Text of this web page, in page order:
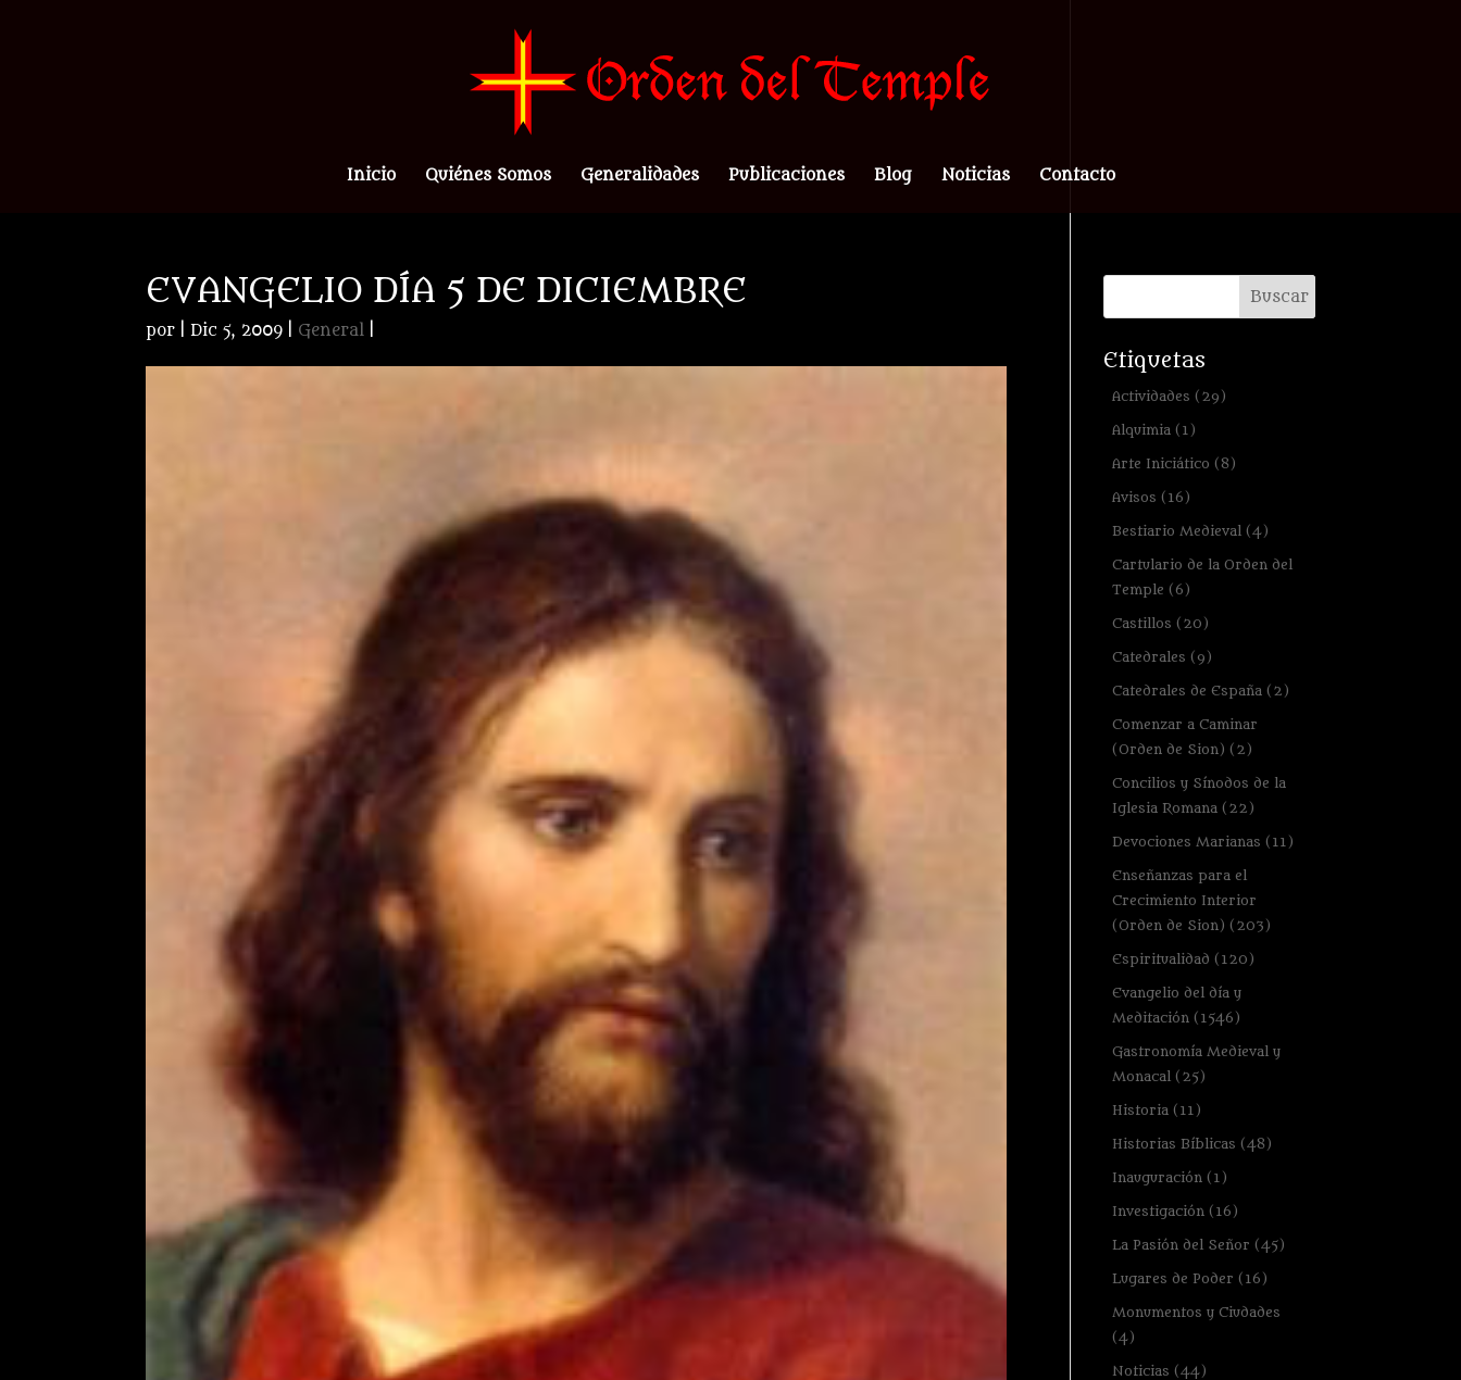
Inicio Quiénes Somos Generalidades Publicaciones Blog Noticias Contacto
EVANGELIO DÍA 5 DE DICIEMBRE
por |Dic 5, 2009 General
Etiquetas
Actividades (29)
Alquimia (1)
Arte Iniciático (8)
Avisos (16)
Bestiario Medieval (4)
Cartulario de la Orden del
Temple (6)
Castillos (20)
Catedrales (9)
Catedrales de España (2)
Comenzar a Caminar
(Orden de Sion) (2)
Concilios y Sínodos de la
Iglesia Romana (22)
Devociones Marianas (11)
Enseñanzas para el
Crecimiento Interior
(Orden de Sion) (203)
Espiritualidad (120)
Evangelio del día y
Meditación (1546)
Gastronomía Medieval y
Monacal (25)
Historia (11)
Historias Bíblicas (48)
Inauguración (1)
Investigación (16)
La Pasión del Señor (45)
Lugares de Poder (16)
Monumentos y Ciudades
(4)
Noticias (44)